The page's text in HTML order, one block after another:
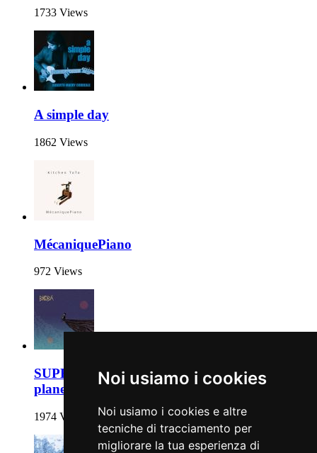
Noi usiamo i cookies
Noi usiamo i cookies e altre
tecniche di tracciamento per
migliorare la tua esperienza di
1733 Views
A simple day
1862 Views
MécaniquePiano
972 Views
SUPERNOVA an electric connection between
planets
1974 Views